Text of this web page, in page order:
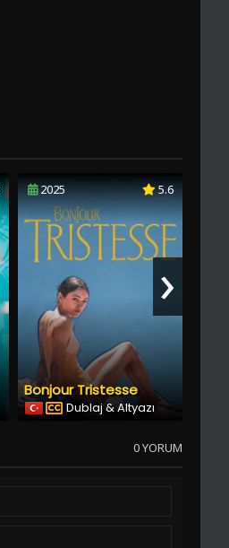
2025 5.6
Bonjour Tristesse
Dublaj & Altyazı
›
0 YORUM